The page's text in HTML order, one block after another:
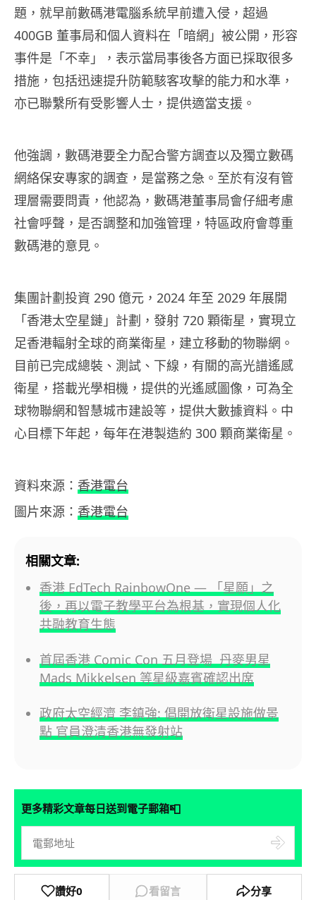
題，就早前數碼港電腦系統早前遭入侵，超過
400GB 董事局和個人資料在「暗網」被公開，形容
事件是「不幸」，表示當局事後各方面已採取很多
措施，包括迅速提升防範駭客攻擊的能力和水準，
亦已聯繫所有受影響人士，提供適當支援。
他強調，數碼港要全力配合警方調查以及獨立數碼
網絡保安專家的調查，是當務之急。至於有沒有管
理層需要問責，他認為，數碼港董事局會仔細考慮
社會呼聲，是否調整和加強管理，特區政府會尊重
數碼港的意見。
集團計劃投資 290 億元，2024 年至 2029 年展開
「香港太空星鏈」計劃，發射 720 顆衛星，實現立
足香港輻射全球的商業衛星，建立移動的物聯網。
目前已完成總裝、測試、下線，有關的高光譜遙感
衛星，搭載光學相機，提供的光遙感圖像，可為全
球物聯網和智慧城市建設等，提供大數據資料。中
心目標下年起，每年在港製造約 300 顆商業衛星。
資料來源： 香港電台
圖片來源： 香港電台
相關文章:
香港 EdTech RainbowOne — 「星願」之
後，再以電子教學平台為根基，實現個人化
共融教育生態
首屆香港 Comic Con 五月登場 丹麥男星
Mads Mikkelsen 等星級嘉賓確認出席
政府太空經濟 李鎮強: 倡開放衛星設施做景
點 官員澄清香港無發射站
更多精彩文章每日送到電子郵箱📮
讚好0 看留言 分享